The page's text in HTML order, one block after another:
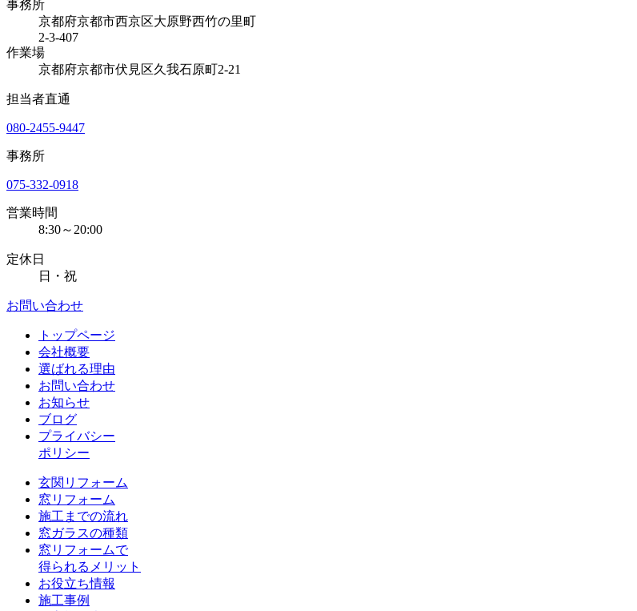
事務所
京都府京都市西京区大原野西竹の里町
2-3-407
作業場
京都府京都市伏見区久我石原町2-21
担当者直通
080-2455-9447
事務所
075-332-0918
営業時間
8:30～20:00
定休日
日・祝
お問い合わせ
トップページ
会社概要
選ばれる理由
お問い合わせ
お知らせ
ブログ
プライバシー
ポリシー
玄関リフォーム
窓リフォーム
施工までの流れ
窓ガラスの種類
窓リフォームで
得られるメリット
お役立ち情報
施工事例